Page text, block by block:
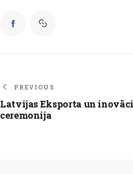
PREVIOUS
Latvijas Eksporta un
ceremonija